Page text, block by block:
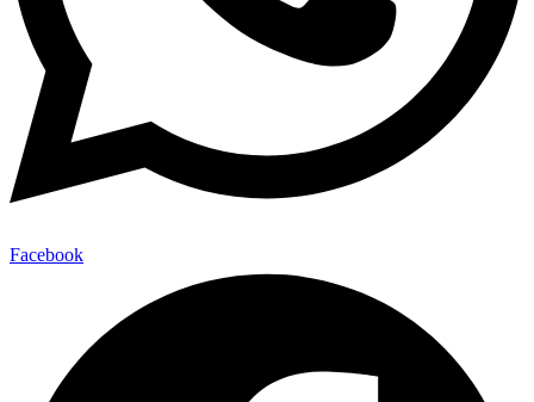
Facebook